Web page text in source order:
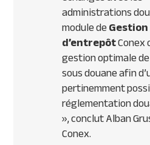
administrations
module deGestion
d’entrepôt
gestion optimale
sous douane afin
pertinemment
réglementation
»,conclut Alban
Conex.